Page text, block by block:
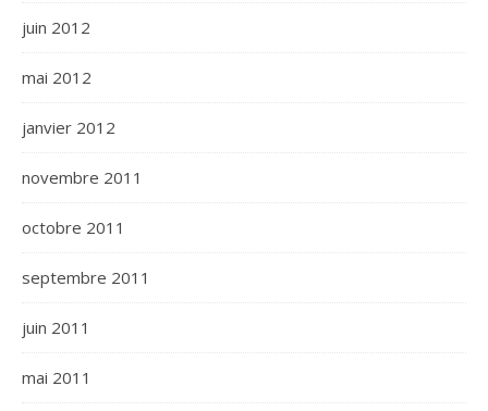
juin 2012
mai 2012
janvier 2012
novembre 2011
octobre 2011
septembre 2011
juin 2011
mai 2011